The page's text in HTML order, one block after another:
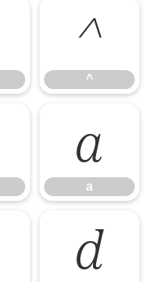
^
^
a
a
d